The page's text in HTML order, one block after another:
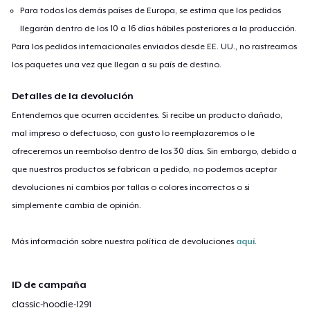
Para todos los demás países de Europa, se estima que los pedidos
llegarán dentro de los 10 a 16 días hábiles posteriores a la producción.
Para los pedidos internacionales enviados desde EE. UU., no rastreamos
los paquetes una vez que llegan a su país de destino.
Detalles de la devolución
Entendemos que ocurren accidentes. Si recibe un producto dañado,
mal impreso o defectuoso, con gusto lo reemplazaremos o le
ofreceremos un reembolso dentro de los 30 días. Sin embargo, debido a
que nuestros productos se fabrican a pedido, no podemos aceptar
devoluciones ni cambios por tallas o colores incorrectos o si
simplemente cambia de opinión.
Más información sobre nuestra política de devoluciones aquí.
ID de campaña
classic-hoodie-1291